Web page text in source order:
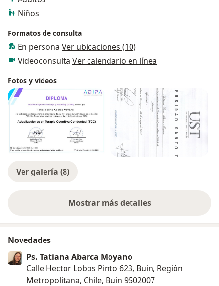
Niños
Formatos de consulta
En persona Ver ubicaciones (10)
Videoconsulta Ver calendario en línea
Fotos y videos
Ver galería (8)
Mostrar más detalles
sobre la experiencia
Novedades
Ps. Tatiana Abarca Moyano
Calle Hector Lobos Pinto 623, Buin, Región
Metropolitana, Chile, Buin 9502007